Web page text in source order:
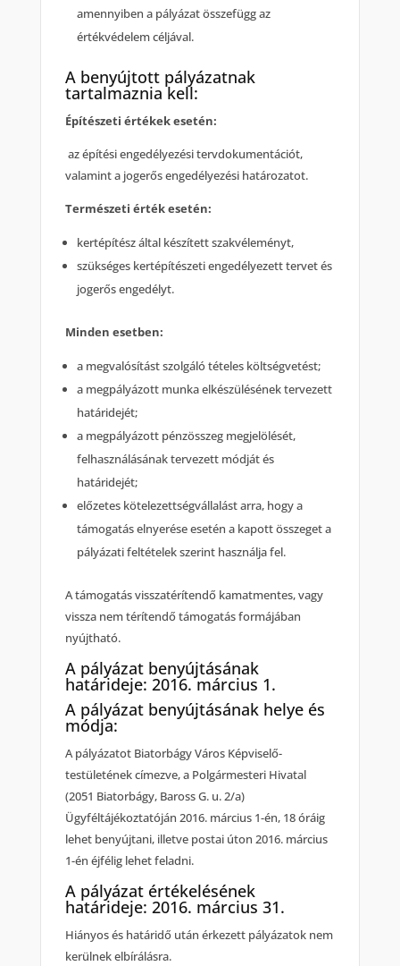
amennyiben a pályázat összefügg az
értékvédelem céljával.
A benyújtott pályázatnak
tartalmaznia kell:
Építészeti értékek esetén:
az építési engedélyezési tervdokumentációt,
valamint a jogerős engedélyezési határozatot.
Természeti érték esetén:
kertépítész által készített szakvéleményt,
szükséges kertépítészeti engedélyezett tervet és
jogerős engedélyt.
Minden esetben:
a megvalósítást szolgáló tételes költségvetést;
a megpályázott munka elkészülésének tervezett
határidejét;
a megpályázott pénzösszeg megjelölését,
felhasználásának tervezett módját és
határidejét;
előzetes kötelezettségvállalást arra, hogy a
támogatás elnyerése esetén a kapott összeget a
pályázati feltételek szerint használja fel.
A támogatás visszatérítendő kamatmentes, vagy
vissza nem térítendő támogatás formájában
nyújtható.
A pályázat benyújtásának
határideje: 2016. március 1.
A pályázat benyújtásának helye és
módja:
A pályázatot Biatorbágy Város Képviselő-
testületének címezve, a Polgármesteri Hivatal
(2051 Biatorbágy, Baross G. u. 2/a)
Ügyféltájékoztatóján 2016. március 1-én, 18 óráig
lehet benyújtani, illetve postai úton 2016. március
1-én éjfélig lehet feladni.
A pályázat értékelésének
határideje: 2016. március 31.
Hiányos és határidő után érkezett pályázatok nem
kerülnek elbírálásra.